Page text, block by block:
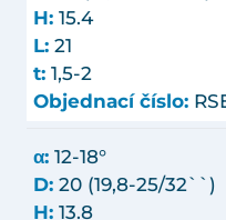
H: 15.4
L: 21
t: 1,5-2
Objednací číslo:
α: 12-18°
D: 20 (19,8-25/32``)
H: 13.8